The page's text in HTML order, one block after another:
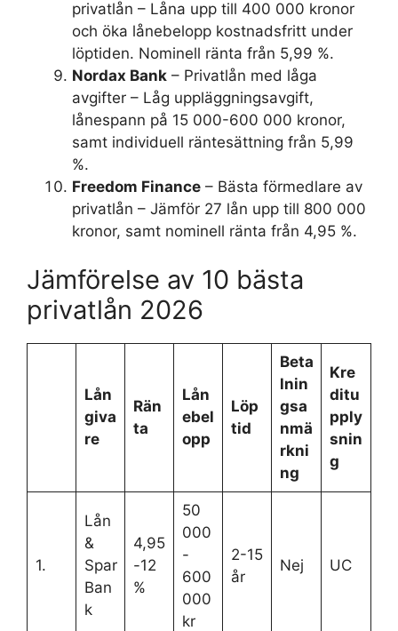
privatlån – Låna upp till 400 000 kronor
och öka lånebelopp kostnadsfritt under
löptiden. Nominell ränta från 5,99 %.
Nordax Bank – Privatlån med låga
avgifter – Låg uppläggningsavgift,
lånespann på 15 000-600 000 kronor,
samt individuell räntesättning från 5,99
%.
Freedom Finance – Bästa förmedlare av
privatlån – Jämför 27 lån upp till 800 000
kronor, samt nominell ränta från 4,95 %.
Jämförelse av 10 bästa
privatlån 2026
Lån
giva
re
Rän
ta
Lån
ebel
opp
Löp
tid
Beta
lnin
gsa
nmä
rkni
ng
Kre
ditu
pply
snin
g
1.
Lån
&
Spar
Ban
k
4,95
-12
%
50
000
-
600
000
kr
2-15
år
Nej UC